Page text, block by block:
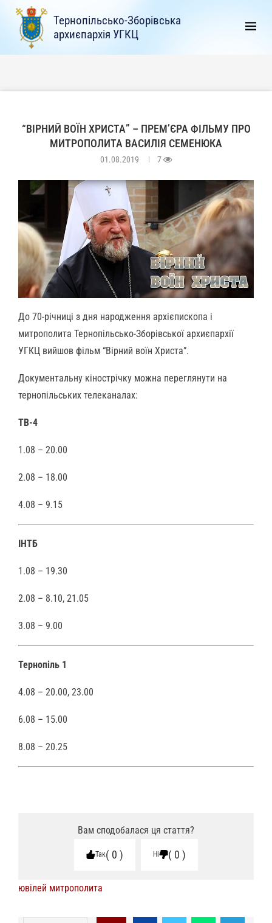
Тернопільсько-Зборівська
архиєпархія УГКЦ
“ВІРНИЙ ВОЇН ХРИСТА” – ПРЕМ’ЄРА ФІЛЬМУ ПРО
МИТРОПОЛИТА ВАСИЛІЯ СЕМЕНЮКА
01.08.2019 7
До 70-річниці з дня народження архієпископа і
митрополита Тернопільсько-Зборівської архиєпархії
УГКЦ вийшов фільм “Вірний воїн Христа”.
Документальну кінострічку можна переглянути на
тернопільських телеканалах:
ТВ-4
1.08 – 20.00
2.08 – 18.00
4.08 – 9.15
ІНТБ
1.08 – 19.30
2.08 – 8.10, 21.05
3.08 – 9.00
Тернопіль 1
4.08 – 20.00, 23.00
6.08 – 15.00
8.08 – 20.25
Вам сподобалася ця стаття?
Так 0 Ні 0
ювілей митрополита